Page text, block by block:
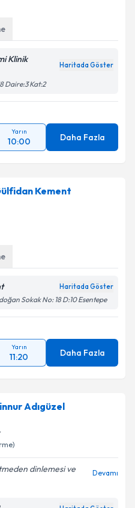
Klinik
Haritada Göster
Daire:3 Kat:2
Yarın
10:00 Daha Fazla
Kement
Haritada Göster
Sokak No: 18 D:10 Esentepe
Yarın
11:20 Daha Fazla
Adıgüzel
dinlemesi ve
Devamı